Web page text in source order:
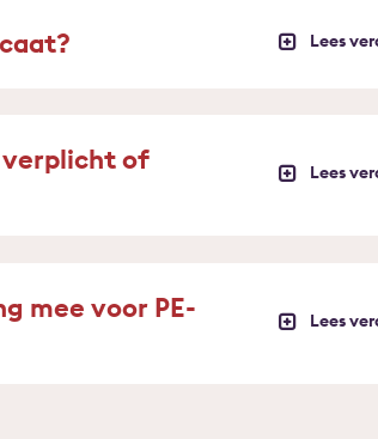
verplicht of
mee voor PE-